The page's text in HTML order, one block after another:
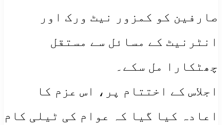
صارفین کو کمزور نیٹ ورک اور
انٹرنیٹ کے مسائل سے مستقل
چھٹکارا مل سکے۔
​اجلاس کے اختتام پر، اس عزم کا
اعادہ کیا گیا کہ عوام کی ٹیلی کام